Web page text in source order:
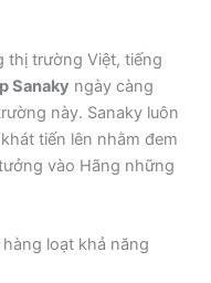
thị trường Việt, tiếng
Sanaky ngày càng
này. Sanaky luôn
tiến lên nhằm đem
vào Hãng những
loạt khả năng